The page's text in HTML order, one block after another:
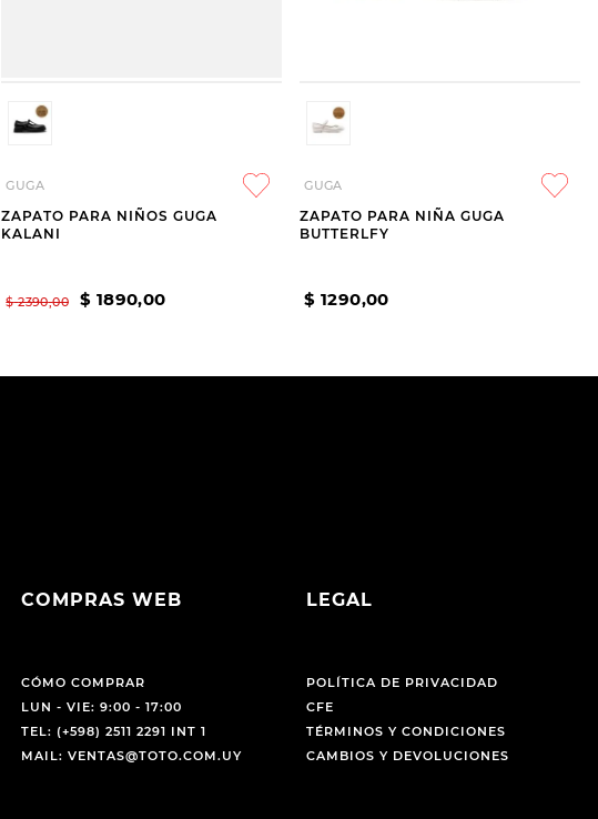
GUGA
ZAPATO PARA NIÑOS GUGA
KALANI
$ 2390,00 $ 1890,00
GUGA
ZAPATO PARA NIÑA GUGA
BUTTERLFY
$ 1290,00
COMPRAS WEB
CÓMO COMPRAR
LUN - VIE: 9:00 - 17:00
TEL: (+598) 2511 2291 INT 1
MAIL: VENTAS@TOTO.COM.UY
LEGAL
POLÍTICA DE PRIVACIDAD
CFE
TÉRMINOS Y CONDICIONES
CAMBIOS Y DEVOLUCIONES